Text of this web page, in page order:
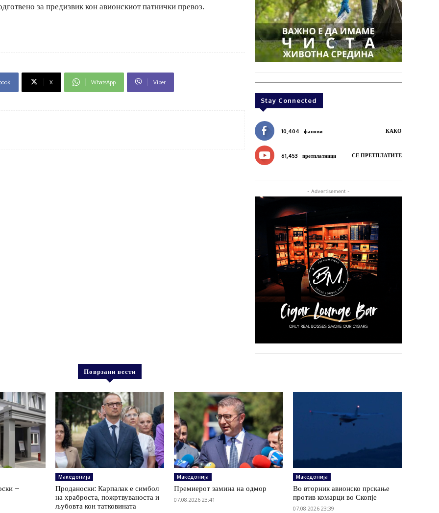
за предизвик кон авионскиот патнички превоз.
X WhatsApp Viber
Stay Connected
10,404 фанови КАКО
61,453 претплатници СЕ ПРЕТПЛАТИТЕ
- Advertisement -
Поврзани вести
–
Македонија
Проданоски: Карпалак е симбол
на храброста, пожртвуваноста и
љубовта кон татковината
Македонија
Премиерот замина на одмор
07.08.2026 23:41
Македонија
Во вторник авионско прскање
против комарци во Скопје
07.08.2026 23:39